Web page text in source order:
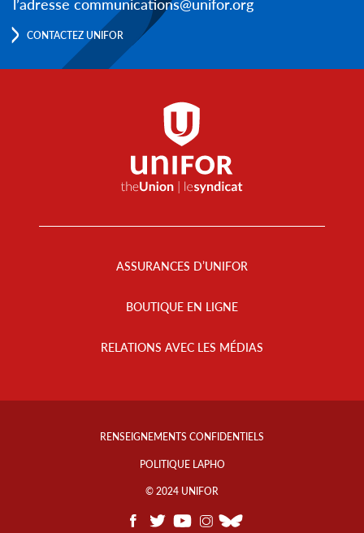
l’adresse communications@unifor.org
CONTACTEZ UNIFOR
ASSURANCES D’UNIFOR
BOUTIQUE EN LIGNE
RELATIONS AVEC LES MÉDIAS
Footer
RENSEIGNEMENTS CONFIDENTIELS
POLITIQUE LAPHO
© 2024 UNIFOR